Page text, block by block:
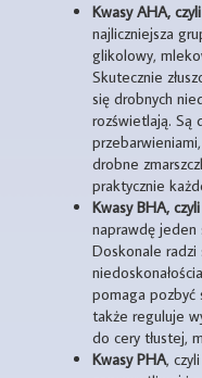
Kwasy AHA,
najliczniejsza
glikolowy,
Skutecznie
się drobnych
rozświetlają. Są
drobne
praktycznie
Kwasy BHA,
naprawdę jeden
Doskonale
pomaga pozbyć
także reguluje
do cery tłustej,
Kwasy PHA,